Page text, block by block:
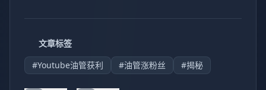
文章标签
#Youtube油管获利
#油管涨粉丝 #揭秘